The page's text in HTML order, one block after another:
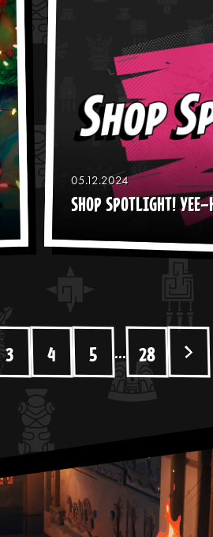
05.12.2024
SHOP SPOTLIGHT! YEE-
3 4 5 ... 28